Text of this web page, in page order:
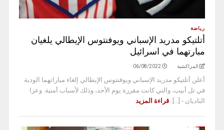
رياضة
أتلتيكو مدريد الإسباني ويوفنتوس الإيطالي يلغيان
مبارتهما في اسرائيل
المراكشية 06/08/2022
أعلن أتلتيكو مدريد الإسباني ويوفنتوس الإيطالي إلغاء مباراتهما الودية
في تل أبيب، والتي كانت مقررة يوم الأحد، وذلك لأسباب أمنية. وعزا
الناديان - [...]
قراءة المزيد